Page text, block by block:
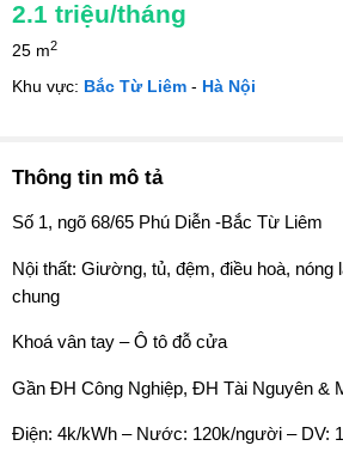
2.1 triệu/tháng
25 m2
Khu vực: Bắc Từ Liêm - Hà Nội
Thông tin mô tả
Số 1, ngõ 68/65 Phú Diễn -Bắc Từ Liêm
Nội thất: Giường, tủ, đệm, điều hoà, nóng
chung
Khoá vân tay – Ô tô đỗ cửa
Gần ĐH Công Nghiệp, ĐH Tài Nguyên &
Điện: 4k/kWh – Nước: 120k/người – DV: